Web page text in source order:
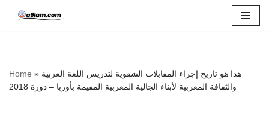
Home » هذا هو تاريخ إجراء المقابلات الشفوية لتدريس اللغة العربية
والثقافة المغربية لأبناء الجالية المغربية المقيمة بأوربا – دورة 2018